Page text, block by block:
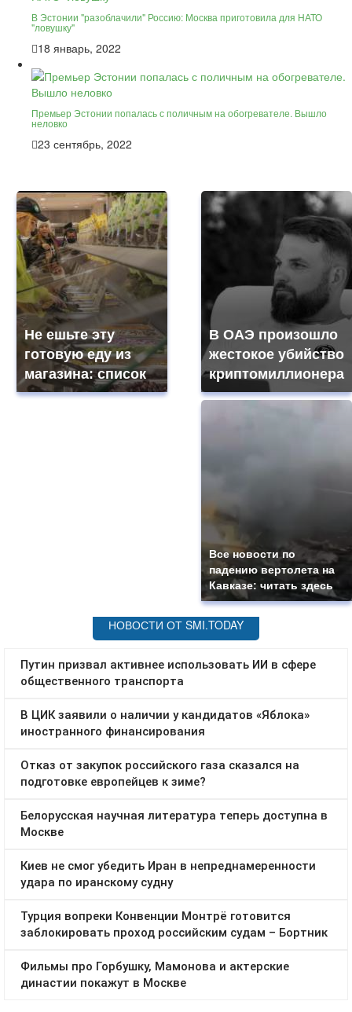
В Эстонии "разоблачили" Россию: Москва приготовила для НАТО
"ловушку"
18 январь, 2022
Премьер Эстонии попалась с поличным на обогревателе. Вышло
неловко
23 сентябрь, 2022
Не ешьте эту
готовую еду из
магазина: список
В ОАЭ произошло
жестокое убийство
криптомиллионера
Все новости по
падению вертолета на
Кавказе: читать здесь